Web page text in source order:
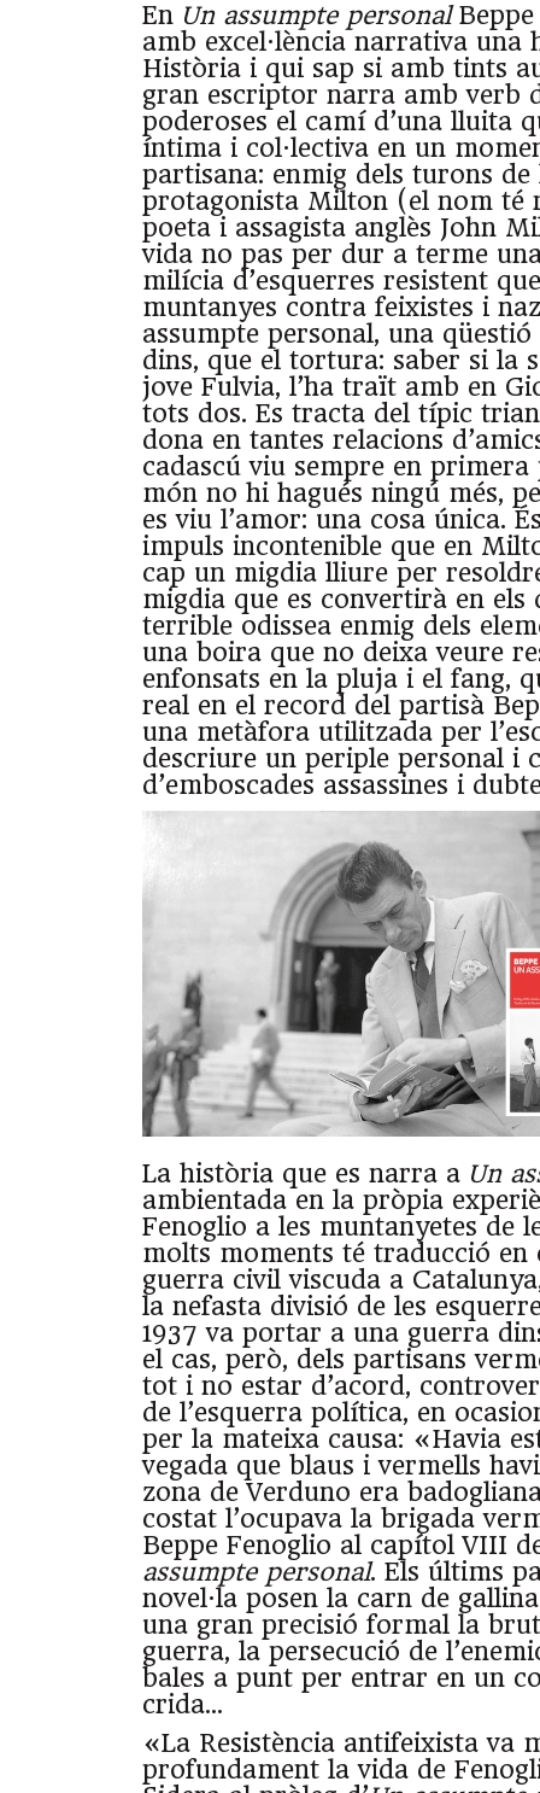
En Un assumpte personal
amb excel·lència narrativa una
Història i qui sap si amb tints
gran escriptor narra amb verb
poderoses el camí d’una lluita
íntima i col·lectiva en un
partisana: enmig dels turons de
protagonista Milton (el nom té
poeta i assagista anglès John
vida no pas per dur a terme
milícia d’esquerres resistent
muntanyes contra feixistes i
assumpte personal, una
dins, que el tortura: saber si la
jove Fulvia, l’ha traït amb en
tots dos. Es tracta del típic
dona en tantes relacions
cadascú viu sempre en
món no hi hagués ningú més,
es viu l’amor: una cosa única.
impuls incontenible que en
cap un migdia lliure per
migdia que es convertirà en els
terrible odissea enmig dels
una boira que no deixa veure
enfonsats en la pluja i el fang,
real en el record del partisà
una metàfora utilitzada per
descriure un periple personal i
d’emboscades assassines i
La història que es narra a Un
ambientada en la pròpia
Fenoglio a les muntanyetes de
molts moments té traducció en
guerra civil viscuda a
la nefasta divisió de les
1937 va portar a una guerra
el cas, però, dels partisans
tot i no estar d’acord,
de l’esquerra política, en
per la mateixa causa: «Havia
vegada que blaus i vermells
zona de Verduno era
costat l’ocupava la brigada
Beppe Fenoglio al capítol VIII
assumpte personal. Els últims
novel·la posen la carn de
una gran precisió formal la
guerra, la persecució de
bales a punt per entrar en un
crida…
«La Resistència antifeixista va
profundament la vida de